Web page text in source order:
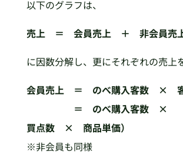
以下のグラフは、
売上 ＝ 会員売上 ＋ 非会員売
に因数分解し、更にそれぞれの売上
会員売上 ＝ のべ購入客数 ×
＝ のべ購入客数 × （1
買点数 × 商品単価）
※非会員も同様